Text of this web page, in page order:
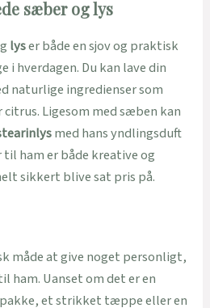
sæber og lys
lyser både en sjov og praktisk
i hverdagen. Du kan lave din
naturlige ingredienser som
Ligesom med sæben kan
med hans yndlingsduft
til ham er både kreative og
sikkert blive sat pris på.
måde at give noget personligt,
ham. Uanset om det er en
et strikket tæppe eller en